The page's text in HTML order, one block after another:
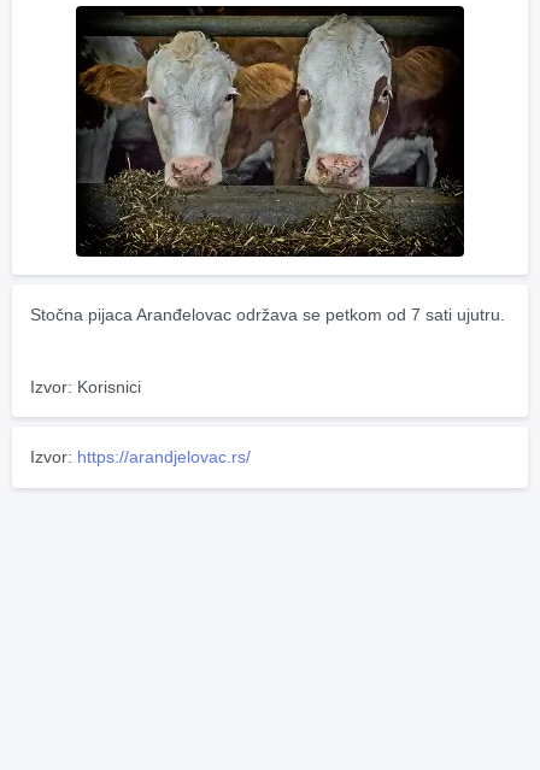
Stočna pijaca Aranđelovac održava se petkom od 7 sati ujutru.
Izvor: Korisnici
Izvor: https://arandjelovac.rs/